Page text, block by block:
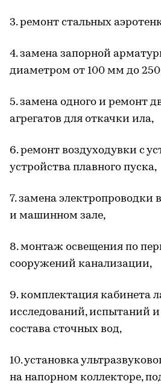
3. ремонт стальных
4. замена запорной
диаметром от 100 мм до
5. замена одного и ремонт
агрегатов для откачки ила,
6. ремонт воздуходувки с
устройства плавного пуска,
7. замена электропроводки
и машинном зале,
8. монтаж освещения по
сооружений канализации,
9. комплектация кабинета
исследований, испытаний
состава сточных вод,
10. установка
на напорном коллекторе,